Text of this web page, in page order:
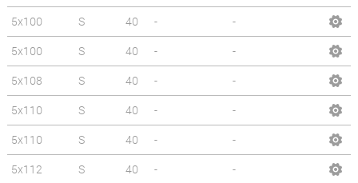
5x100
S 40 -
-
5x100
S 40 -
-
5x108
S 40 -
-
5x110
S 40 -
-
5x110
S 40 -
-
5x112
S 40 -
-